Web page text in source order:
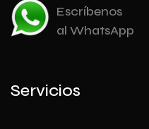
Escríbenos
al WhatsApp
Servicios